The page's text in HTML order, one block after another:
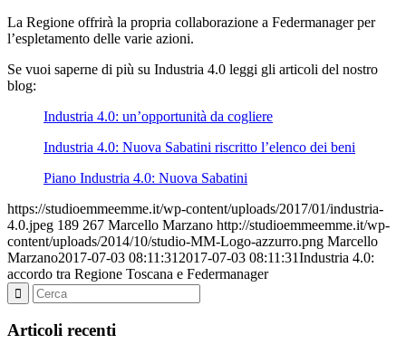
La Regione offrirà la propria collaborazione a Federmanager per
l’espletamento delle varie azioni.
Se vuoi saperne di più su Industria 4.0 leggi gli articoli del nostro
blog:
Industria 4.0: un’opportunità da cogliere
Industria 4.0: Nuova Sabatini riscritto l’elenco dei beni
Piano Industria 4.0: Nuova Sabatini
https://studioemmeemme.it/wp-content/uploads/2017/01/industria-
4.0.jpeg 189 267 Marcello Marzano http://studioemmeemme.it/wp-
content/uploads/2014/10/studio-MM-Logo-azzurro.png Marcello
Marzano2017-07-03 08:11:31 2017-07-03 08:11:31Industria 4.0:
accordo tra Regione Toscana e Federmanager
Articoli recenti